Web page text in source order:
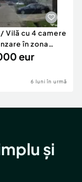
Vilă cu 4 camere
în zona
eur
6 luni în urmă
și